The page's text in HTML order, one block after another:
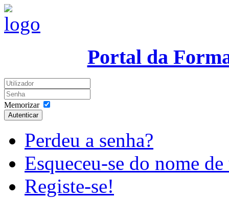
Portal da
Memorizar
Autenticar
Perdeu a senha?
Esqueceu-se do nome
Registe-se!